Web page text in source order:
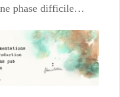
phase difficile…